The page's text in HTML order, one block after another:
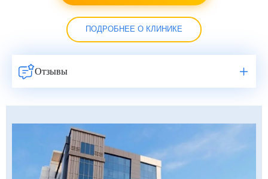
ПОДРОБНЕЕ О КЛИНИКЕ
Отзывы